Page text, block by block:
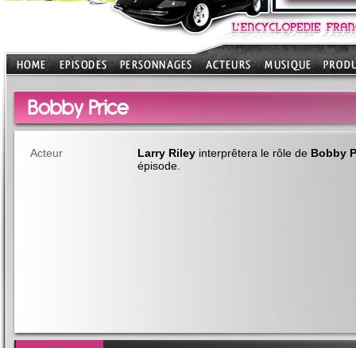
Bobby Price
Acteur Larry Riley interprêtera le rôle de Bobby
épisode